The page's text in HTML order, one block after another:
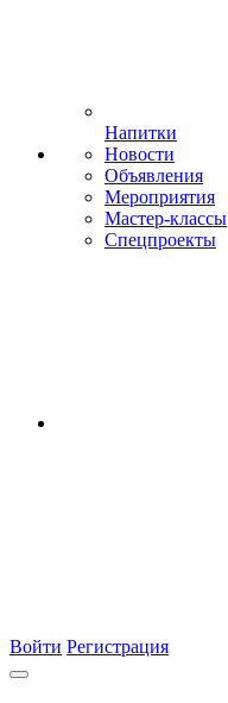
Напитки
Новости
Объявления
Мероприятия
Мастер-классы
Спецпроекты
Войти Регистрация